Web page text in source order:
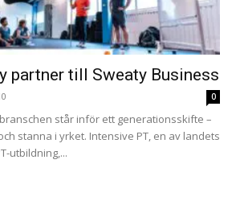
partner till Sweaty Business
0
står inför ett generationsskifte –
stanna i yrket. Intensive PT, en av landets
utbildning,...